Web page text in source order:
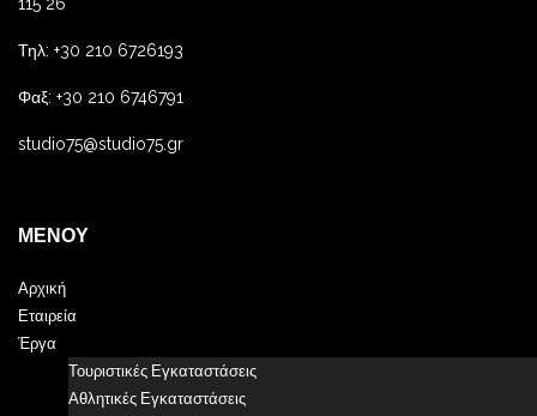
Τηλ: +30 210 6726193
Φαξ: +30 210 6746791
studio75@studio75.gr
ΜΕΝΟΎ
Αρχική
Εταιρεία
Έργα
Τουριστικές Εγκαταστάσεις
Αθλητικές Εγκαταστάσεις